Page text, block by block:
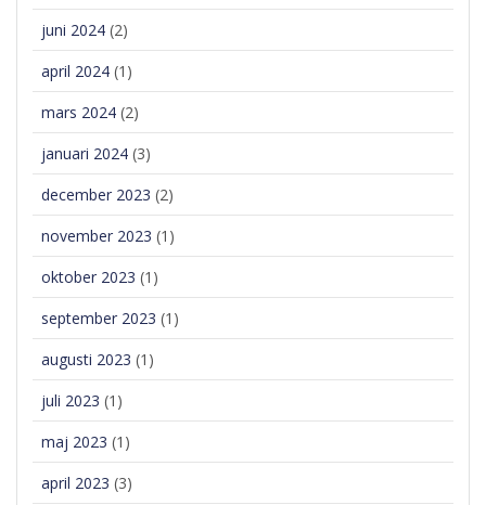
juni 2024 (2)
april 2024 (1)
mars 2024 (2)
januari 2024 (3)
december 2023 (2)
november 2023 (1)
oktober 2023 (1)
september 2023 (1)
augusti 2023 (1)
juli 2023 (1)
maj 2023 (1)
april 2023 (3)